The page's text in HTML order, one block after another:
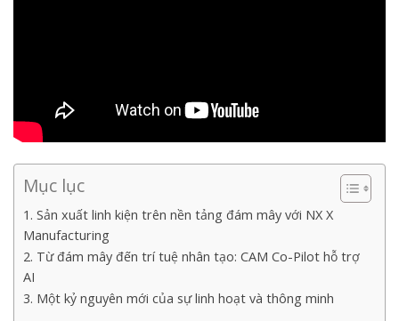
Mục lục
1. Sản xuất linh kiện trên nền tảng đám mây với NX X
Manufacturing
2. Từ đám mây đến trí tuệ nhân tạo: CAM Co-Pilot hỗ trợ
AI
3. Một kỷ nguyên mới của sự linh hoạt và thông minh